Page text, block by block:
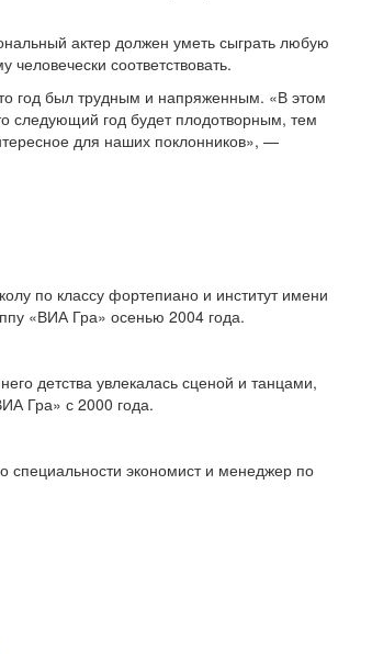
актер должен уметь сыграть любую
соответствовать.
год был трудным и напряженным. «В этом
следующий год будет плодотворным, тем
для наших поклонников», —
по классу фортепиано и институт имени
«ВИА Гра» осенью 2004 года.
детства увлекалась сценой и танцами,
Гра» с 2000 года.
специальности экономист и менеджер по